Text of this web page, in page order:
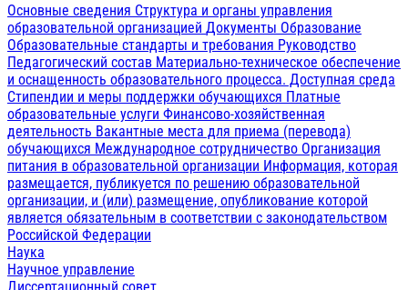
Основные сведения Структура и органы управления
образовательной организацией Документы Образование
Образовательные стандарты и требования Руководство
Педагогический состав Материально-техническое обеспечение
и оснащенность образовательного процесса. Доступная среда
Стипендии и меры поддержки обучающихся Платные
образовательные услуги Финансово-хозяйственная
деятельность Вакантные места для приема (перевода)
обучающихся Международное сотрудничество Организация
питания в образовательной организации Информация, которая
размещается, публикуется по решению образовательной
организации, и (или) размещение, опубликование которой
является обязательным в соответствии с законодательством
Российской Федерации
Наука
Научное управление